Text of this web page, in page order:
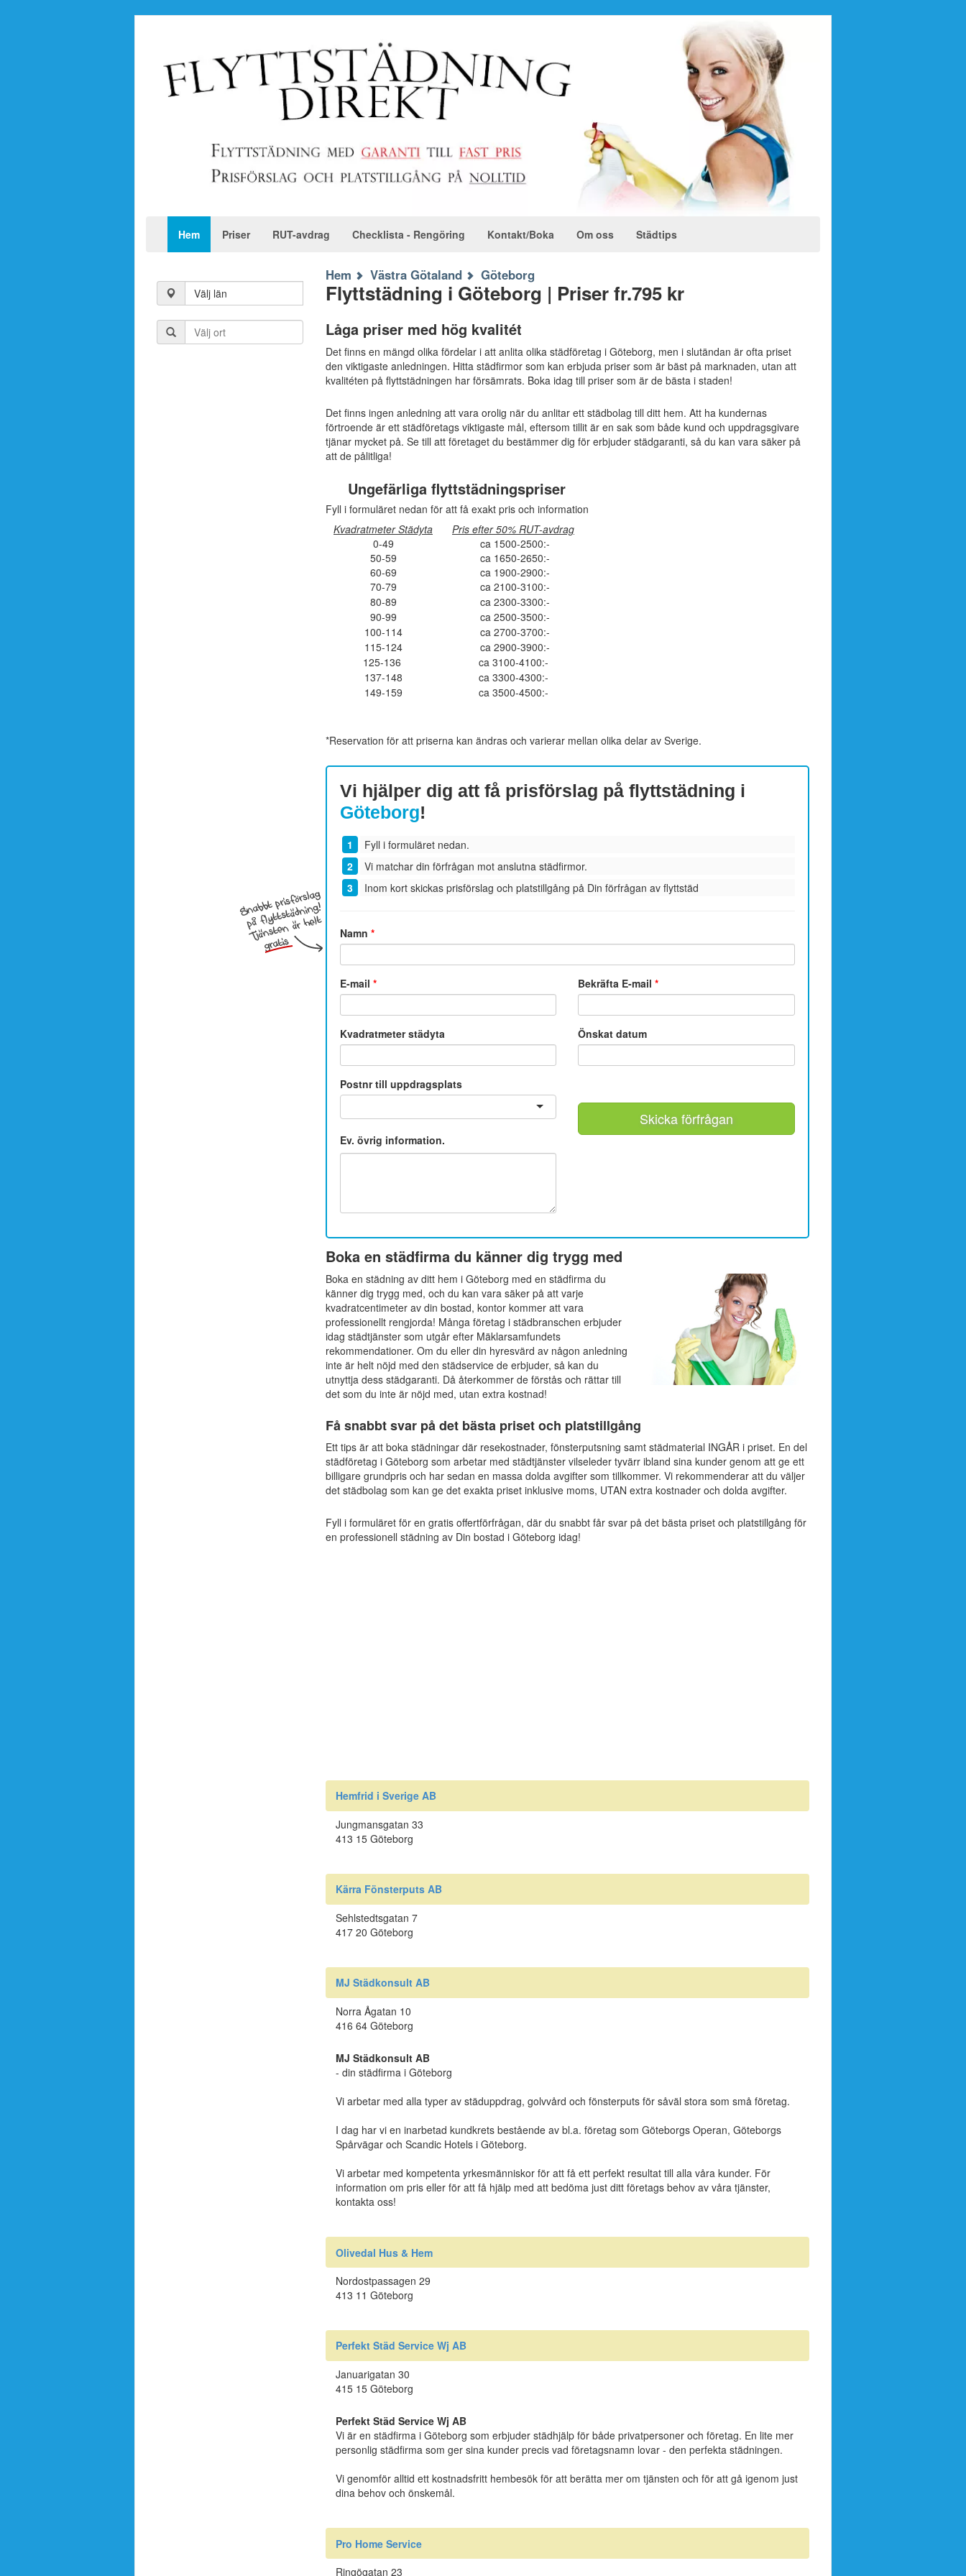
Hem Priser RUT-avdrag Checklista - Rengöring Kontakt/Boka Om oss Städtips
Välj län
Hem Västra Götaland Göteborg
Flyttstädning i Göteborg | Priser fr.795 kr
Låga priser med hög kvalitét
Det finns en mängd olika fördelar i att anlita olika städföretag i Göteborg, men i slutändan är ofta priset
den viktigaste anledningen. Hitta städfirmor som kan erbjuda priser som är bäst på marknaden, utan att
kvalitéten på flyttstädningen har försämrats. Boka idag till priser som är de bästa i staden!
Det finns ingen anledning att vara orolig när du anlitar ett städbolag till ditt hem. Att ha kundernas
förtroende är ett städföretags viktigaste mål, eftersom tillit är en sak som både kund och uppdragsgivare
tjänar mycket på. Se till att företaget du bestämmer dig för erbjuder städgaranti, så du kan vara säker på
att de pålitliga!
Ungefärliga flyttstädningspriser
Fyll i formuläret nedan för att få exakt pris och information
Kvadratmeter Städyta
Pris efter 50% RUT-avdrag
0-49
ca 1500-2500:-
50-59
ca 1650-2650:-
60-69
ca 1900-2900:-
70-79
ca 2100-3100:-
80-89
ca 2300-3300:-
90-99
ca 2500-3500:-
100-114
ca 2700-3700:-
115-124
ca 2900-3900:-
125-136
ca 3100-4100:-
137-148
ca 3300-4300:-
149-159
ca 3500-4500:-
*Reservation för att priserna kan ändras och varierar mellan olika delar av Sverige.
Vi hjälper dig att få prisförslag på flyttstädning i
Göteborg!
Fyll i formuläret nedan.
Vi matchar din förfrågan mot anslutna städfirmor.
Inom kort skickas prisförslag och platstillgång på Din förfrågan av flyttstäd
Namn *
E-mail * Bekräfta E-mail*
Kvadratmeter städyta Önskat datum
Postnr till uppdragsplats
Ev. övrig information.
Skicka förfrågan
Boka en städfirma du känner dig trygg med
Boka en städning av ditt hem i Göteborg med en städfirma du
känner dig trygg med, och du kan vara säker på att varje
kvadratcentimeter av din bostad, kontor kommer att vara
professionellt rengjorda! Många företag i städbranschen erbjuder
idag städtjänster som utgår efter Mäklarsamfundets
rekommendationer. Om du eller din hyresvärd av någon anledning
inte är helt nöjd med den städservice de erbjuder, så kan du
utnyttja dess städgaranti. Då återkommer de förstås och rättar till
det som du inte är nöjd med, utan extra kostnad!
Få snabbt svar på det bästa priset och platstillgång
Ett tips är att boka städningar där resekostnader, fönsterputsning samt städmaterial INGÅR i priset. En del
städföretag i Göteborg som arbetar med städtjänster vilseleder tyvärr ibland sina kunder genom att ge ett
billigare grundpris och har sedan en massa dolda avgifter som tillkommer. Vi rekommenderar att du väljer
det städbolag som kan ge det exakta priset inklusive moms, UTAN extra kostnader och dolda avgifter.
Fyll i formuläret för en gratis offertförfrågan, där du snabbt får svar på det bästa priset och platstillgång för
en professionell städning av Din bostad i Göteborg idag!
Hemfrid i Sverige AB
Jungmansgatan 33
413 15 Göteborg
Kärra Fönsterputs AB
Sehlstedtsgatan 7
417 20 Göteborg
MJ Städkonsult AB
Norra Ågatan 10
416 64 Göteborg
MJ Städkonsult AB
- din städfirma i Göteborg
Vi arbetar med alla typer av städuppdrag, golvvård och fönsterputs för såväl stora som små företag.
I dag har vi en inarbetad kundkrets bestående av bl.a. företag som Göteborgs Operan, Göteborgs
Spårvägar och Scandic Hotels i Göteborg.
Vi arbetar med kompetenta yrkesmänniskor för att få ett perfekt resultat till alla våra kunder. För
information om pris eller för att få hjälp med att bedöma just ditt företags behov av våra tjänster,
kontakta oss!
Olivedal Hus & Hem
Nordostpassagen 29
413 11 Göteborg
Perfekt Städ Service Wj AB
Januarigatan 30
415 15 Göteborg
Perfekt Städ Service Wj AB
Vi är en städfirma i Göteborg som erbjuder städhjälp för både privatpersoner och företag. En lite mer
personlig städfirma som ger sina kunder precis vad företagsnamn lovar - den perfekta städningen.
Vi genomför alltid ett kostnadsfritt hembesök för att berätta mer om tjänsten och för att gå igenom just
dina behov och önskemål.
Pro Home Service
Ringögatan 23